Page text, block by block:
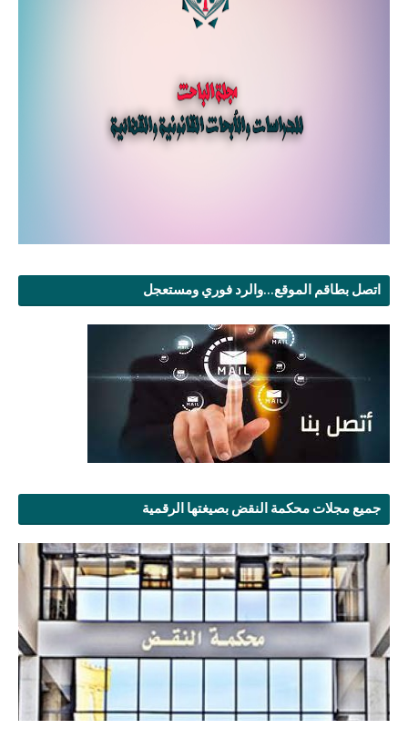
اتصل بطاقم الموقع...والرد فوري ومستعجل
جميع مجلات محكمة النقض بصيغتها الرقمية